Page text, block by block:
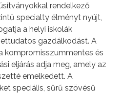
rendelkező
specialty élményt nyújt,
a helyi iskolák
gazdálkodást. A
kompromisszummentes és
eljárás adja meg, amely az
emelkedett. A
speciális, sűrű szövésű